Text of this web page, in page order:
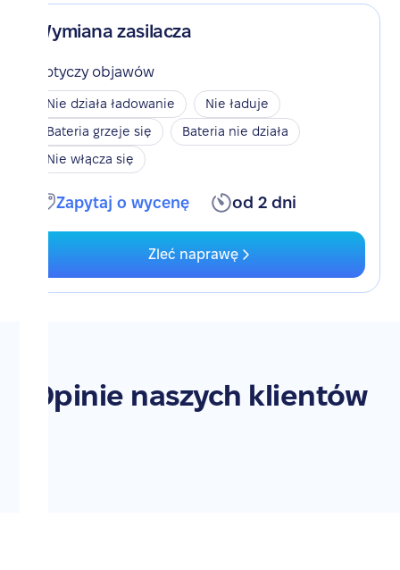
Wymiana zasilacza
Dotyczy objawów
Nie działa ładowanie
Nie ładuje
Bateria grzeje się
Bateria nie działa
Nie włącza się
Zapytaj o wycenę od 2 dni
Zleć naprawę
Opinie naszych klientów